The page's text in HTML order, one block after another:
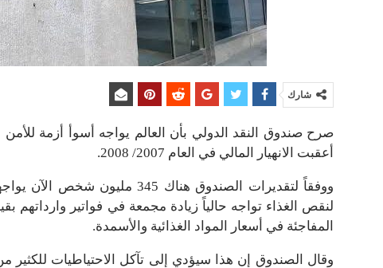
شارك
صرح صندوق النقد الدولي بأن العالم يواجه أسوأ أزمة للأمن
أعقبت الانهيار المالي في العام 2007/ 2008.
المفاجئة في أسعار المواد الغذائية والأسمدة.
وقال الصندوق إن هذا سيؤدي إلى تآكل الاحتياطيات للكثير